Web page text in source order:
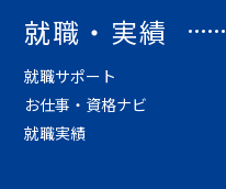
就職・実績
就職サポート
お仕事・資格ナビ
就職実績